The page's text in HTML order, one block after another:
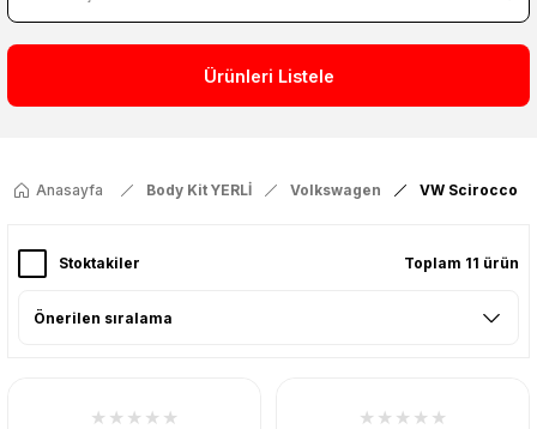
Ürünleri Listele
Anasayfa Body Kit YERLİ Volkswagen VW Scirocco
Stoktakiler Toplam 11 ürün